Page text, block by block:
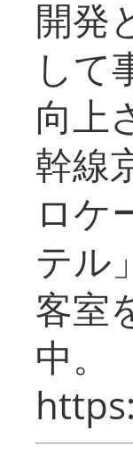
開発
して
向上
幹線
ロケ
テル
客室
中。